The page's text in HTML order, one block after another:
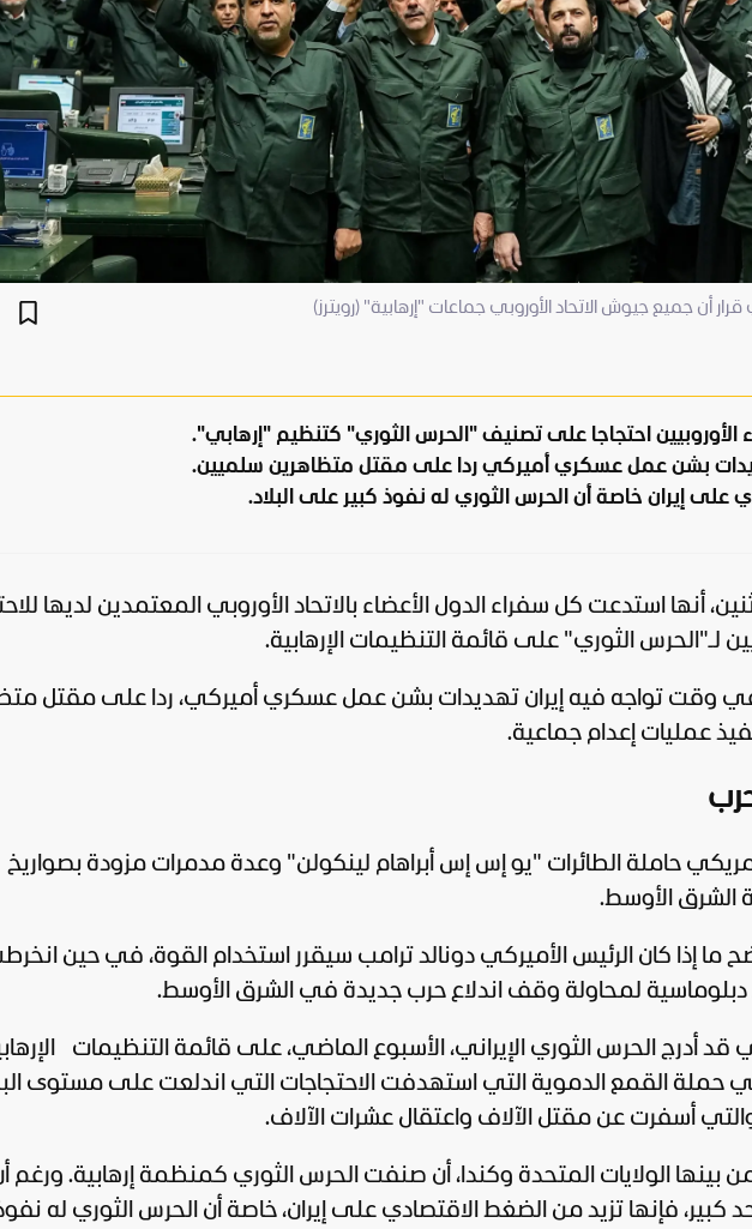
قرار أن جميع جيوش الاتحاد الأوروبي جماعات "إرهابية" (رويترز)
الأوروبيين احتجاجا على تصنيف "الحرس الثوري" كتنظيم "إرهابي".
بشن عمل عسكري أميركي ردا على مقتل متظاهرين سلميين.
على إيران خاصة أن الحرس الثوري له نفوذ كبير على البلاد.
أنها استدعت كل سفراء الدول الأعضاء بالاتحاد الأوروبي المعتمدين لديها
لـ"الحرس الثوري" على قائمة التنظيمات الإرهابية.
وقت تواجه فيه إيران تهديدات بشن عمل عسكري أميركي، ردا على مقتل
عمليات إعدام جماعية.
حاملة الطائرات "يو إس إس أبراهام لينكولن" وعدة مدمرات مزودة بصواريخ
الأوسط.
ما إذا كان الرئيس الأميركي دونالد ترامب سيقرر استخدام القوة، في حين
لمحاولة وقف اندلاع حرب جديدة في الشرق الأوسط.
قد أدرج الحرس الثوري الإيراني، الأسبوع الماضي، على قائمة التنظيمات
القمع الدموية التي استهدفت الاحتجاجات التي اندلعت على مستوى
أسفرت عن مقتل الآلاف واعتقال عشرات الآلاف.
بينها الولايات المتحدة وكندا، أن صنفت الحرس الثوري كمنظمة إرهابية. ورغم
كبير، فإنها تزيد من الضغط الاقتصادي على إيران، خاصة أن الحرس الثوري له